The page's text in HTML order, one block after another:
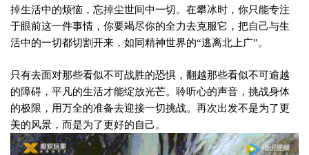
掉生活中的烦恼，忘掉尘世间中一切。在攀冰时，你只能专注
于眼前这一件事情，你要竭尽你的全力去克服它，把自己与生
活中的一切都切割开来，如同精神世界的“逃离北上广”。
只有去面对那些看似不可战胜的恐惧，翻越那些看似不可逾越
的障碍，平凡的生活才能绽放光芒。聆听心的声音，挑战身体
的极限，用万全的准备去迎接一切挑战。再次出发不是为了更
美的风景，而是为了更好的自己。